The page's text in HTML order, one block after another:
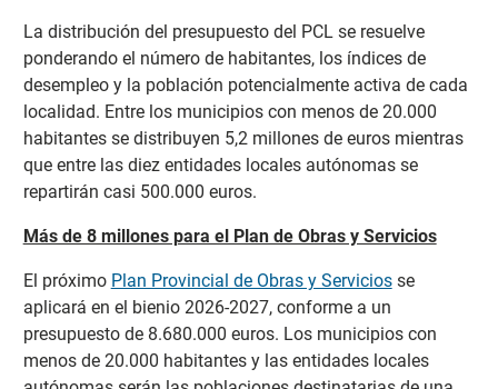
La distribución del presupuesto del PCL se resuelve
ponderando el número de habitantes, los índices de
desempleo y la población potencialmente activa de cada
localidad. Entre los municipios con menos de 20.000
habitantes se distribuyen 5,2 millones de euros mientras
que entre las diez entidades locales autónomas se
repartirán casi 500.000 euros.
Más de 8 millones para el Plan de Obras y Servicios
El próximo Plan Provincial de Obras y Serviciosse
aplicará en el bienio 2026-2027, conforme a un
presupuesto de 8.680.000 euros. Los municipios con
menos de 20.000 habitantes y las entidades locales